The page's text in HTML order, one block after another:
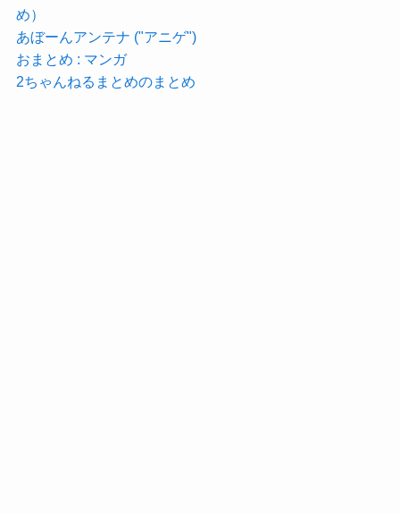
め）
あぼーんアンテナ ("アニゲ")
おまとめ : マンガ
2ちゃんねるまとめのまとめ